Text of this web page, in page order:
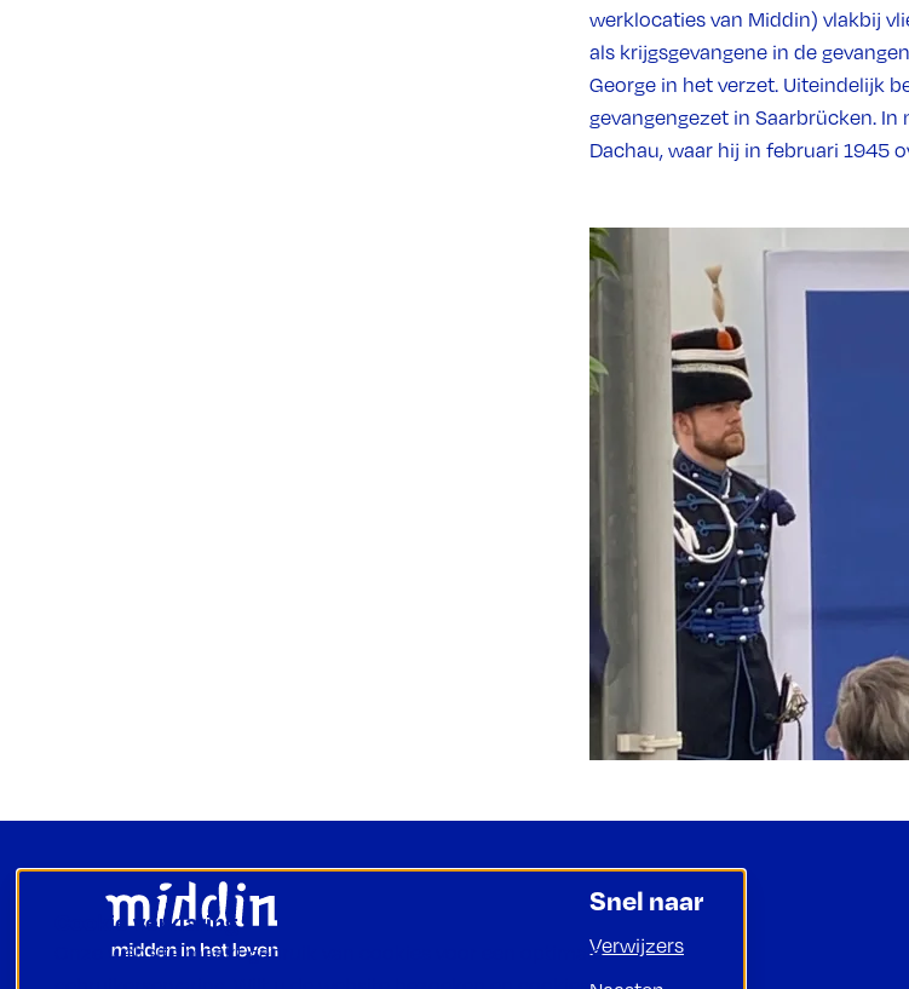
Cookie verklaring
Onze website maakt gebruik van cookies voor een optimale
werklocaties van Middin) vlakbij
als krijgsgevangene in de
George in het verzet. Uiteindelijk
gevangengezet in Saarbrücken.
Dachau, waar hij in februari 1945
Footer Snel naar
Verwijzers